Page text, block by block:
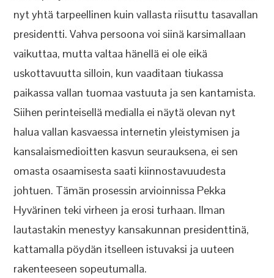
nyt yhtä tarpeellinen kuin vallasta riisuttu tasavallan
presidentti. Vahva persoona voi siinä karsimallaan
vaikuttaa, mutta valtaa hänellä ei ole eikä
uskottavuutta silloin, kun vaaditaan tiukassa
paikassa vallan tuomaa vastuuta ja sen kantamista.
Siihen perinteisellä medialla ei näytä olevan nyt
halua vallan kasvaessa internetin yleistymisen ja
kansalaismedioitten kasvun seurauksena, ei sen
omasta osaamisesta saati kiinnostavuudesta
johtuen. Tämän prosessin arvioinnissa Pekka
Hyvärinen teki virheen ja erosi turhaan. Ilman
lautastakin menestyy kansakunnan presidenttinä,
kattamalla pöydän itselleen istuvaksi ja uuteen
rakenteeseen sopeutumalla.